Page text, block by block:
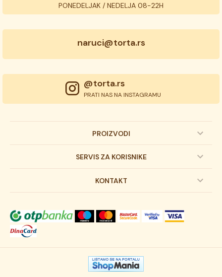
PONEDELJAK / NEDELJA 08-22H
naruci@torta.rs
@torta.rs
PRATI NAS NA INSTAGRAMU
PROIZVODI
Dečije torte
Svadbene torte
Torta klasici
Osmisli tortu
SERVIS ZA KORISNIKE
Prijava na newsletter
Dostava robe
Autorska prava
Politika privatnosti
KONTAKT
Novosti
Posao
Kontakt